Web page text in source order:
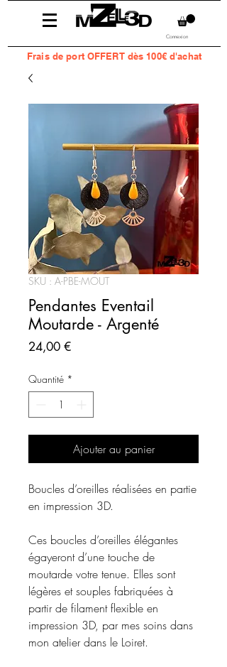
Connexion
Fraisde port OFFERT dès 100€ d'achat
SKU : A-PBE-MOUT
Pendantes Eventail
Moutarde - Argenté
24,00 €Prix
Quantité *
Ajouter au panier
Boucles d’oreilles réalisées en partie
en impression 3D.
Ces boucles d’oreilles élégantes
égayeront d’une touche de
moutarde votre tenue. Elles sont
légères et souples fabriquées à
partir de filament flexible en
impression 3D, par mes soins dans
mon atelier dans le Loiret.